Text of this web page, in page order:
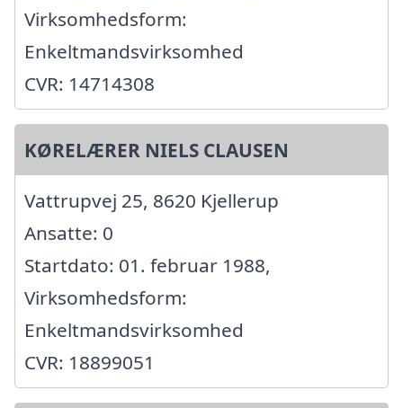
Virksomhedsform:
Enkeltmandsvirksomhed
CVR: 14714308
KØRELÆRER NIELS CLAUSEN
Vattrupvej 25, 8620 Kjellerup
Ansatte: 0
Startdato: 01. februar 1988,
Virksomhedsform:
Enkeltmandsvirksomhed
CVR: 18899051